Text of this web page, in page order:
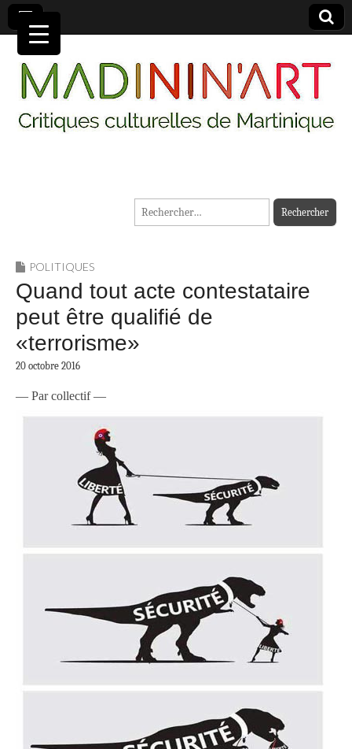
MADININ'ART
Rechercher :
POLITIQUES
Quand tout acte contestataire
peut être qualifié de
«terrorisme»
20 octobre 2016
— Par collectif —